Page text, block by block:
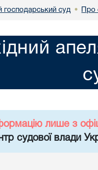
господарський суд • Про
лише з
судової влади